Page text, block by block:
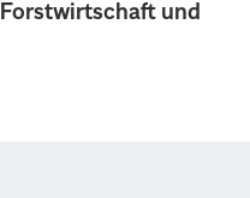
und